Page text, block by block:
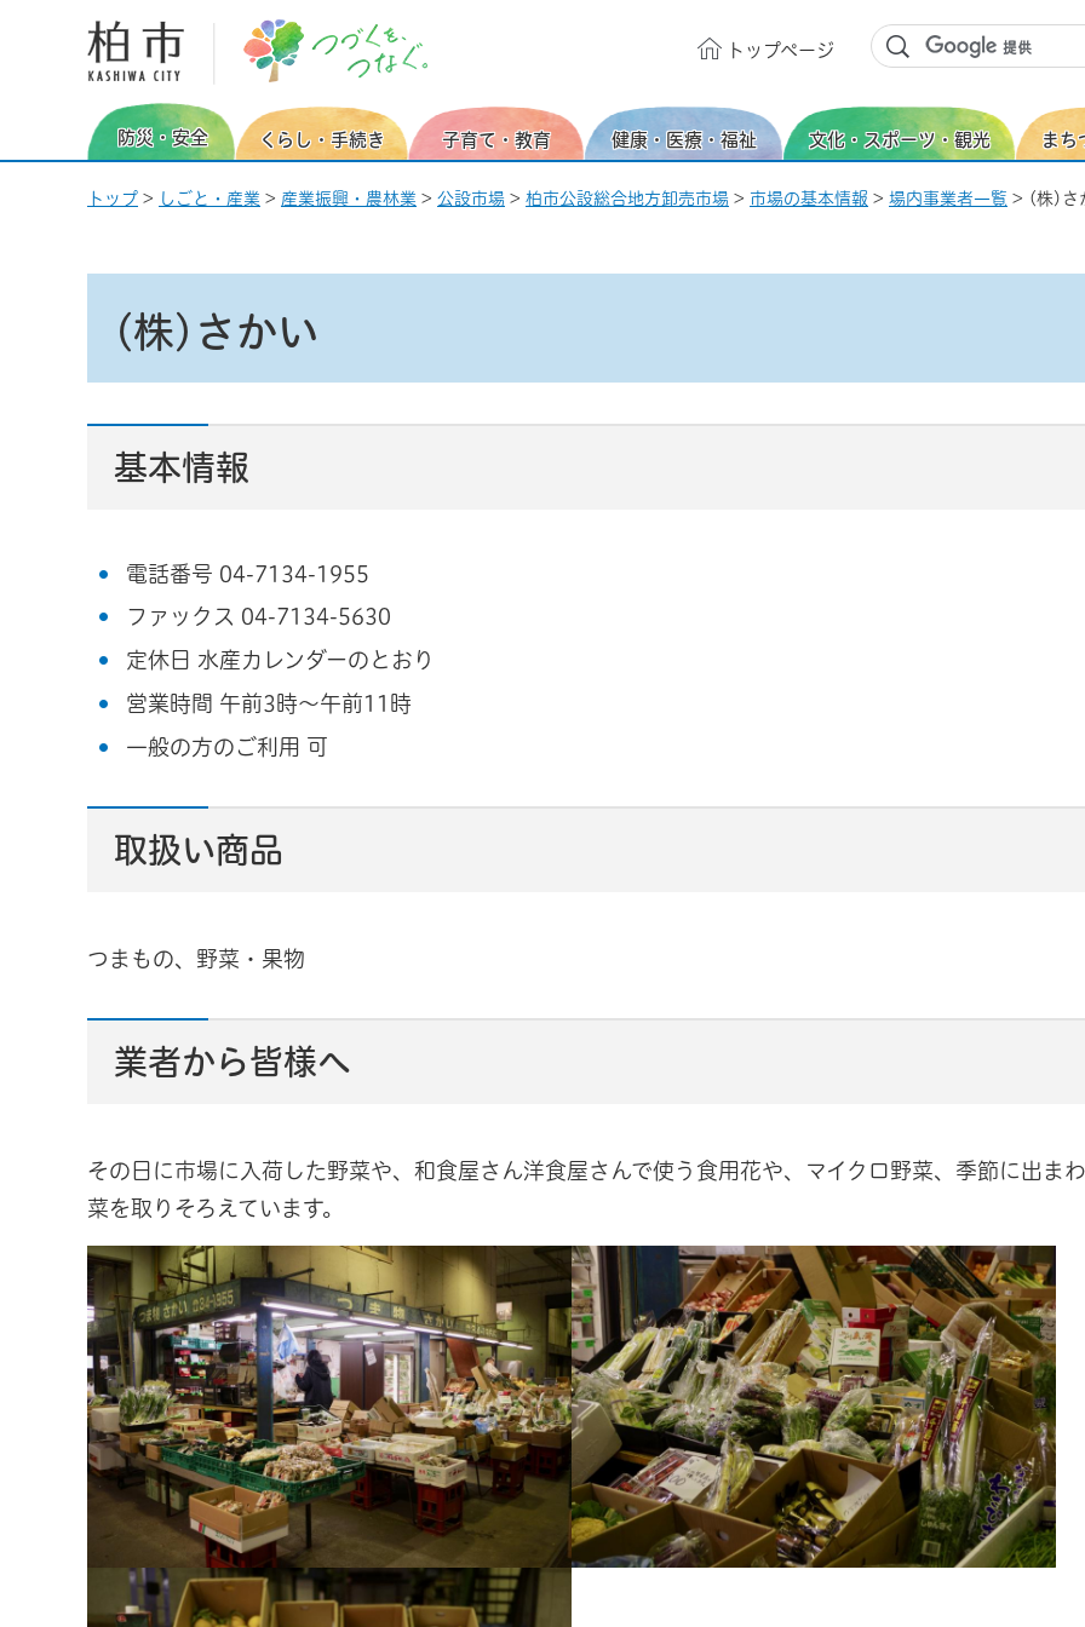
柏市 つづくを、つなぐ。
トップページ
防災・安全 くらし・手続き 子育て・教育 健康・医療・福祉 文化・スポーツ・観光 まち
トップ > しごと・産業 > 産業振興・農林業 > 公設市場 > 柏市公設総合地方卸売市場 > 市場の基本情報 > 場内事業者一覧 > (株)さ
(株)さかい
基本情報
電話番号 04-7134-1955
ファックス 04-7134-5630
定休日 水産カレンダーのとおり
営業時間 午前3時～午前11時
一般の方のご利用 可
取扱い商品
つまもの、野菜・果物
業者から皆様へ
その日に市場に入荷した野菜や、和食屋さん洋食屋さんで使う食用花や、マイクロ野菜、季節に出ま
菜を取りそろえています。